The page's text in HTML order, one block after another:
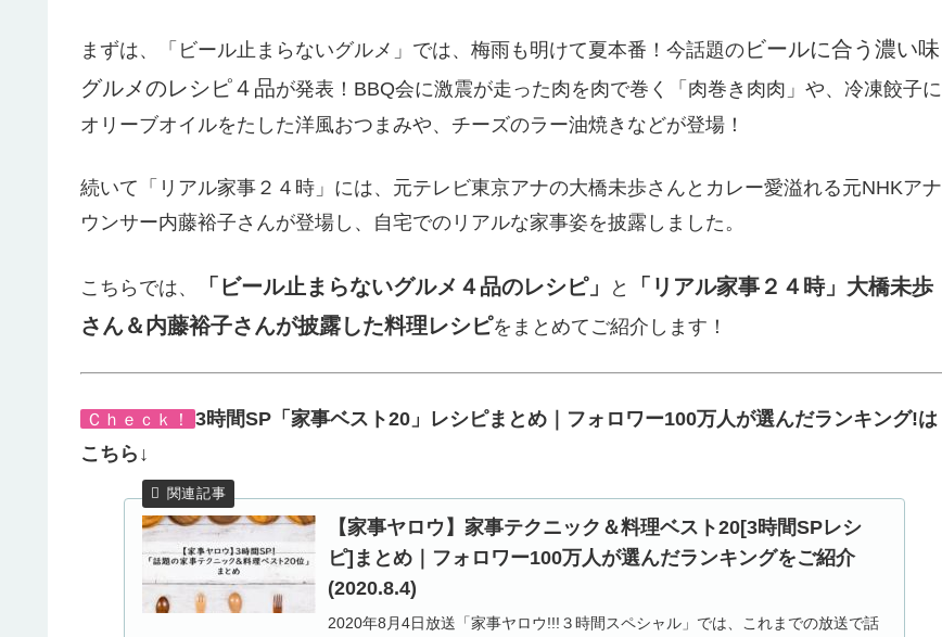
まずは、「ビール止まらないグルメ」では、梅雨も明けて夏本番！今話題のビールに合う濃い味
グルメのレシピ４品が発表！BBQ会に激震が走った肉を肉で巻く「肉巻き肉肉」や、冷凍餃子に
オリーブオイルをたした洋風おつまみや、チーズのラー油焼きなどが登場！
続いて「リアル家事２４時」には、元テレビ東京アナの大橋未歩さんとカレー愛溢れる元NHKアナ
ウンサー内藤裕子さんが登場し、自宅でのリアルな家事姿を披露しました。
こちらでは、 「ビール止まらないグルメ４品のレシピ」 と
「リアル家事２４時」大橋未歩
さん＆内藤裕子さんが披露した料理レシピをまとめてご紹介します！
Ｃｈｅｃｋ！
3時間SP「家事ベスト20」レシピまとめ｜フォロワー100万人が選んだランキング!は
こちら↓
【家事ヤロウ】家事テクニック＆料理ベスト20[3時間SPレシ
ピ]まとめ｜フォロワー100万人が選んだランキングをご紹介
(2020.8.4)
2020年8月4日放送「家事ヤロウ!!!３時間スペシャル」では、これまでの放送で話